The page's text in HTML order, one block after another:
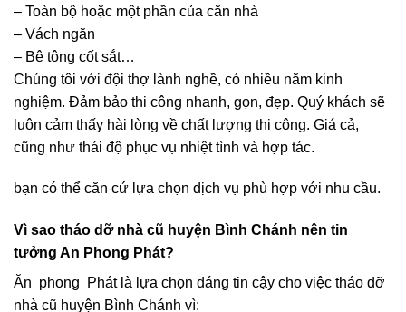
– Toàn bộ hoặc một phần của căn nhà
– Vách ngăn
– Bê tông cốt sắt…
Chúng tôi với đội thợ lành nghề, có nhiều năm kinh
nghiệm. Đảm bảo thi công nhanh, gọn, đẹp. Quý khách sẽ
luôn cảm thấy hài lòng về chất lượng thi công. Giá cả,
cũng như thái độ phục vụ nhiệt tình và hợp tác.
bạn có thể căn cứ lựa chọn dịch vụ phù hợp với nhu cầu.
Vì sao tháo dỡ nhà cũ huyện Bình Chánh nên tin
tưởng An Phong Phát?
Ăn phong Phát là lựa chọn đáng tin cậy cho việc tháo dỡ
nhà cũ huyện Bình Chánh vì: